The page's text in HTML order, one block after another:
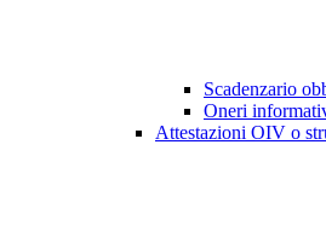
Scadenzario
Oneri
Attestazioni OIV o